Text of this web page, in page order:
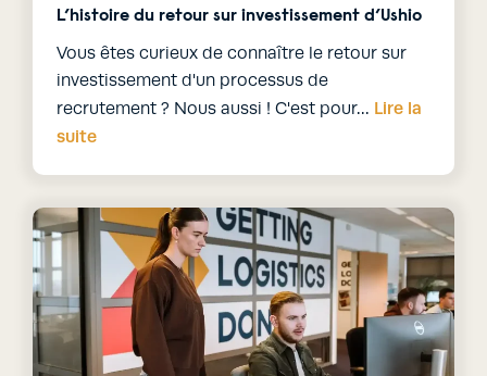
L’histoire du retour sur investissement d’Ushio
Vous êtes curieux de connaître le retour sur
investissement d'un processus de
recrutement ? Nous aussi ! C'est pour… Lire la
suite